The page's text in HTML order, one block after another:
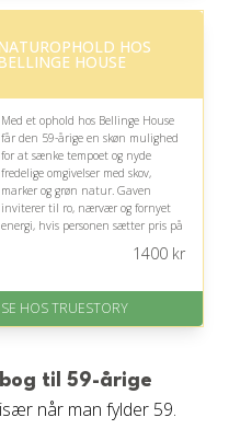
Fremragende Trustpilot rating
HOS
HOUSE
Med et ophold hos Bellinge House
får den 59-årige en skøn mulighed
for at sænke tempoet og nyde
fredelige omgivelser med skov,
marker og grøn natur. Gaven
inviterer til ro, nærvær og fornyet
energi, hvis personen sætter pris på
Eller lav digitalt gavekort med det
på 4.7 ud af 5
1400kr
SE HOS TRUESTORY
til 59-årige
når man fylder 59.